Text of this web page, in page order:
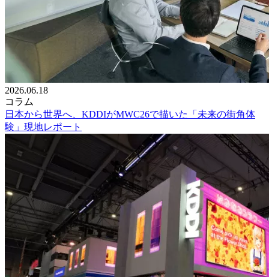
2026.06.18
コラム
日本から世界へ、KDDIがMWC26で描いた「未来の街角体
験」現地レポート